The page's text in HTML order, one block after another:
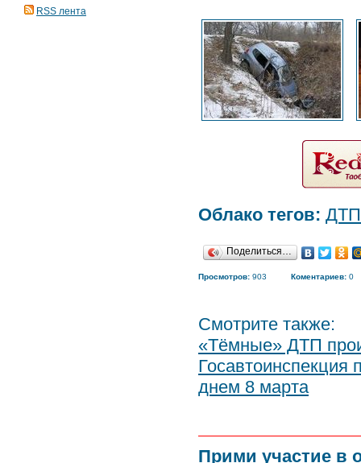
RSS лента
Облако тегов: ДТП
Поделиться…
Просмотров: 903 Коментариев: 0
Смотрите также:
«Тёмные» ДТП
днем 8 марта
Прими участие в